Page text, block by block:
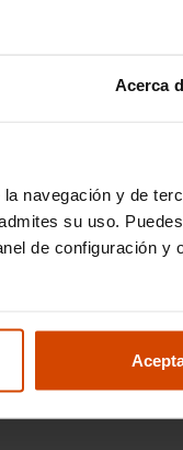
Acerca
navegación y de
su uso.
de configuración y